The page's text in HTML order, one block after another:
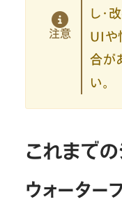
注意
し・
UIや
合が
い。
これまで
ウォーター